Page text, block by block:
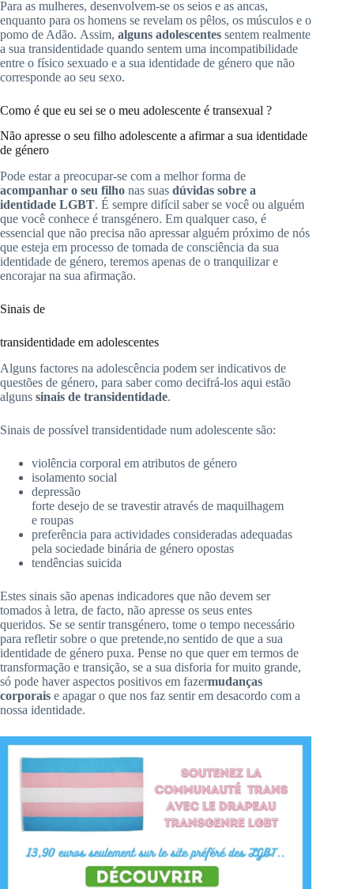
Para as mulheres, desenvolvem-se os seios e as ancas,
enquanto para os homens se revelam os pêlos, os músculos e o
pomo de Adão. Assim, alguns adolescentes sentem realmente
a sua transidentidade quando sentem uma incompatibilidade
entre o físico sexuado e a sua identidade de género que não
corresponde ao seu sexo.
Como é que eu sei se o meu adolescente é transexual ?
Não apresse o seu filho adolescente a afirmar a sua identidade
de género
Pode estar a preocupar-se com a melhor forma de
acompanhar o seu filho nas suas dúvidas sobre a
identidade LGBT. É sempre difícil saber se você ou alguém
que você conhece é transgénero. Em qualquer caso, é
essencial que não precisa não apressar alguém próximo de nós
que esteja em processo de tomada de consciência da sua
identidade de género, teremos apenas de o tranquilizar e
encorajar na sua afirmação.
Sinais de
transidentidade em adolescentes
Alguns factores na adolescência podem ser indicativos de
questões de género, para saber como decifrá-los aqui estão
alguns sinais de transidentidade.
Sinais de possível transidentidade num adolescente são:
violência corporal em atributos de género
isolamento social
depressão
forte desejo de se travestir através de maquilhagem
e roupas
preferência para actividades consideradas adequadas
pela sociedade binária de género opostas
tendências suicida
Estes sinais são apenas indicadores que não devem ser
tomados à letra, de facto, não apresse os seus entes
queridos. Se se sentir transgénero, tome o tempo necessário
para refletir sobre o que pretende,no sentido de que a sua
identidade de género puxa. Pense no que quer em termos de
transformação e transição, se a sua disforia for muito grande,
só pode haver aspectos positivos em fazermudanças
corporais e apagar o que nos faz sentir em desacordo com a
nossa identidade.